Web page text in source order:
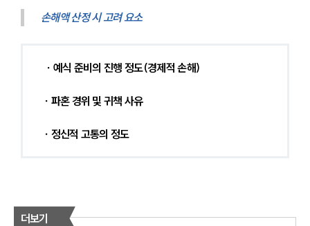
손해액 산정 시 고려 요소
∙ 예식 준비의 진행 정도(경제적 손해)
∙ 파혼 경위 및 귀책 사유
∙ 정신적 고통의 정도
더보기